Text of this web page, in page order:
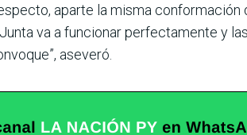
aparte la misma
va a funcionar perfectamente y
aseveró.